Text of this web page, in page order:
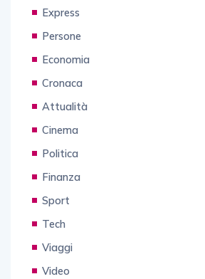
Express
Persone
Economia
Cronaca
Attualità
Cinema
Politica
Finanza
Sport
Tech
Viaggi
Video